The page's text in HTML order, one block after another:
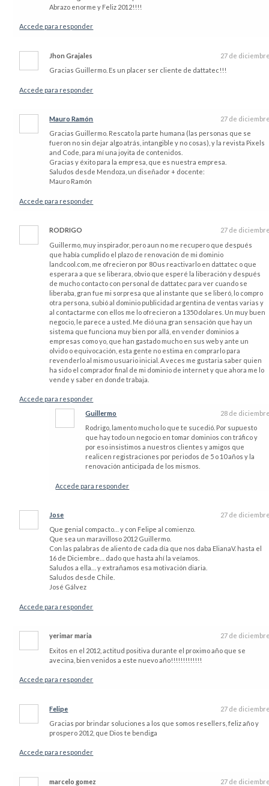
Abrazo enorme y Feliz 2012!!!!
Accede para responder
Jhon Grajales
27 de
Gracias Guillermo. Es un placer ser cliente de dattatec!!!
Accede para responder
Mauro Ramón
27 de
Gracias Guillermo. Rescato la parte humana (las personas que se
fueron no sin dejar algo atrás, intangible y no cosas), y la revista Pixels
and Code, para mí una joyita de contenidos.
Gracias y éxito para la empresa, que es nuestra empresa.
Saludos desde Mendoza, un diseñador + docente:
Mauro Ramón
Accede para responder
RODRIGO
27 de
Guillermo, muy inspirador, pero aun no me recupero que después
que había cumplido el plazo de renovación de mi dominio
landcool.com, me ofrecieron por 80 us reactivarlo en dattatec o que
esperara a que se liberara, obvio que esperé la liberación y después
de mucho contacto con personal de dattatec para ver cuando se
liberaba, gran fue mi sorpresa que al instante que se liberó, lo compro
otra persona, subió al dominio publicidad argentina de ventas varias y
al contactarme con ellos me lo ofrecieron a 1350 dolares. Un muy buen
negocio, le parece a usted. Me dió una gran sensación que hay un
sistema que funciona muy bien por allá, en vender dominios a
empresas como yo, que han gastado mucho en sus web y ante un
olvido o equivocación, esta gente no estima en comprarlo para
revenderlo al mismo usuario inicial. A veces me gustaria saber quien
ha sido el comprador final de mi dominio de internet y que ahora me lo
vende y saber en donde trabaja.
Accede para responder
Guillermo
28 de
Rodrigo, lamento mucho lo que te sucedió. Por supuesto
que hay todo un negocio en tomar dominios con tráfico y
por eso insistimos a nuestros clientes y amigos que
realicen registraciones por periodos de 5 o 10 años y la
renovación anticipada de los mismos.
Accede para responder
Jose
27 de
Que genial compacto… y con Felipe al comienzo.
Que sea un maravilloso 2012 Guillermo.
Con las palabras de aliento de cada día que nos daba ElianaV. hasta el
16 de Diciembre… dado que hasta ahí la veíamos.
Saludos a ella… y extrañamos esa motivación diaria.
Saludos desde Chile.
José Gálvez
Accede para responder
yerimar maria
27 de
Exitos en el 2012, actitud positiva durante el proximo año que se
avecina, bien venidos a este nuevo año!!!!!!!!!!!!!
Accede para responder
Felipe
27 de
Gracias por brindar soluciones a los que somos resellers, feliz año y
prospero 2012, que Dios te bendiga
Accede para responder
marcelo gomez
27 de